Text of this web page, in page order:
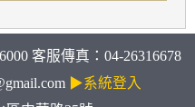
客服傳真：04-26316678
▶系統登入